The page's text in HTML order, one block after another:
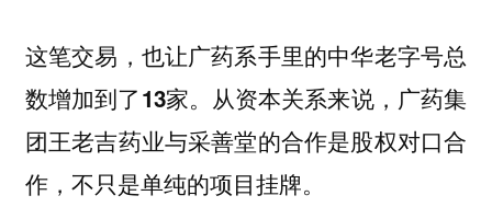
这笔交易，也让广药系手里的中华老字号总
数增加到了13家。从资本关系来说，广药集
团王老吉药业与采善堂的合作是股权对口合
作，不只是单纯的项目挂牌。